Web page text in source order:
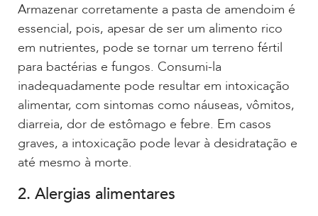
Armazenar corretamente a pasta de amendoim é
essencial, pois, apesar de ser um alimento rico
em nutrientes, pode se tornar um terreno fértil
para bactérias e fungos. Consumi-la
inadequadamente pode resultar em intoxicação
alimentar, com sintomas como náuseas, vômitos,
diarreia, dor de estômago e febre. Em casos
graves, a intoxicação pode levar à desidratação e
até mesmo à morte.
2. Alergias alimentares